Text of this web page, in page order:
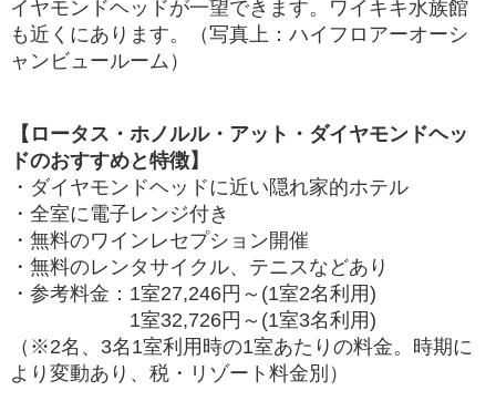
イヤモンドヘッドが一望できます。ワイキキ水族館
も近くにあります。（写真上：ハイフロアーオーシ
ャンビュールーム）
【ロータス・ホノルル・アット・ダイヤモンドヘッ
ドのおすすめと特徴】
・ダイヤモンドヘッドに近い隠れ家的ホテル
・全室に電子レンジ付き
・無料のワインレセプション開催
・無料のレンタサイクル、テニスなどあり
・参考料金：1室27,246円～(1室2名利用)
1室32,726円～(1室3名利用)
（※2名、3名1室利用時の1室あたりの料金。時期に
より変動あり、税・リゾート料金別）